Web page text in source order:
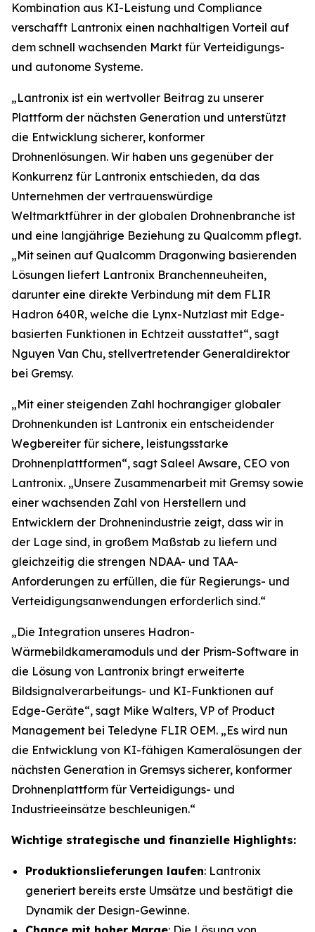
Kombination aus KI-Leistung und Compliance
verschafft Lantronix einen nachhaltigen Vorteil auf
dem schnell wachsenden Markt für Verteidigungs-
und autonome Systeme.
„Lantronix ist ein wertvoller Beitrag zu unserer
Plattform der nächsten Generation und unterstützt
die Entwicklung sicherer, konformer
Drohnenlösungen. Wir haben uns gegenüber der
Konkurrenz für Lantronix entschieden, da das
Unternehmen der vertrauenswürdige
Weltmarktführer in der globalen Drohnenbranche ist
und eine langjährige Beziehung zu Qualcomm pflegt.
„Mit seinen auf Qualcomm Dragonwing basierenden
Lösungen liefert Lantronix Branchenneuheiten,
darunter eine direkte Verbindung mit dem FLIR
Hadron 640R, welche die Lynx-Nutzlast mit Edge-
basierten Funktionen in Echtzeit ausstattet“, sagt
Nguyen Van Chu, stellvertretender Generaldirektor
bei Gremsy.
„Mit einer steigenden Zahl hochrangiger globaler
Drohnenkunden ist Lantronix ein entscheidender
Wegbereiter für sichere, leistungsstarke
Drohnenplattformen“, sagt Saleel Awsare, CEO von
Lantronix. „Unsere Zusammenarbeit mit Gremsy sowie
einer wachsenden Zahl von Herstellern und
Entwicklern der Drohnenindustrie zeigt, dass wir in
der Lage sind, in großem Maßstab zu liefern und
gleichzeitig die strengen NDAA- und TAA-
Anforderungen zu erfüllen, die für Regierungs- und
Verteidigungsanwendungen erforderlich sind.“
„Die Integration unseres Hadron-
Wärmebildkameramoduls und der Prism-Software in
die Lösung von Lantronix bringt erweiterte
Bildsignalverarbeitungs- und KI-Funktionen auf
Edge-Geräte“, sagt Mike Walters, VP of Product
Management bei Teledyne FLIR OEM. „Es wird nun
die Entwicklung von KI-fähigen Kameralösungen der
nächsten Generation in Gremsys sicherer, konformer
Drohnenplattform für Verteidigungs- und
Industrieeinsätze beschleunigen.“
Wichtige strategische und finanzielle Highlights:
Produktionslieferungen laufen: Lantronix
generiert bereits erste Umsätze und bestätigt die
Dynamik der Design-Gewinne.